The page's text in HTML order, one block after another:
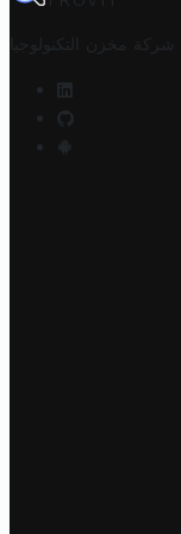
شركة مخزن التكنولوجيا